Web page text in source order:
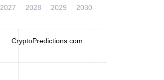
2027 2028 2029 2030
CryptoPredictions.com